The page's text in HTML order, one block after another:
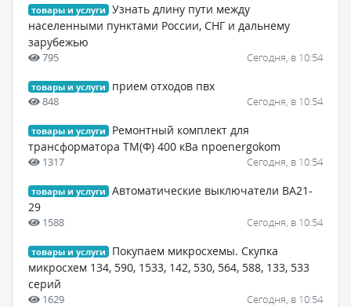
товары и услуги
Узнать длину пути между
населенными пунктами России, СНГ и дальнему
зарубежью
795 Сегодня, в 10:54
товары и услуги прием отходов пвх
848 Сегодня, в 10:54
товары и услуги
Ремонтный комплект для
трансформатора ТМ(Ф) 400 кВа npoenergokom
1317 Сегодня, в 10:54
товары и услуги
Автоматические выключатели ВА21-
29
1588 Сегодня, в 10:54
товары и услуги
Покупаем микросхемы. Скупка
микросхем 134, 590, 1533, 142, 530, 564, 588, 133, 533
серий
1629 Сегодня, в 10:54